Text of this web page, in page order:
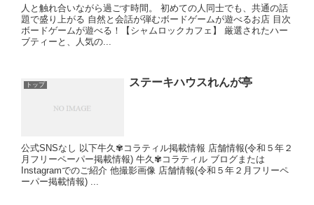
人と触れ合いながら過ごす時間。 初めての人同士でも、共通の話
題で盛り上がる 自然と会話が弾むボードゲームが遊べるお店 目次
ボードゲームが遊べる！【シャムロックカフェ】 厳選されたハー
ブティーと、人気の...
トップ ステーキハウスれんが亭
公式SNSなし 以下牛久✾コラティル掲載情報 店舗情報(令和５年２
月フリーペーパー掲載情報) 牛久✾コラティル ブログまたは
Instagramでのご紹介 他撮影画像 店舗情報(令和５年２月フリーペ
ーパー掲載情報) ...